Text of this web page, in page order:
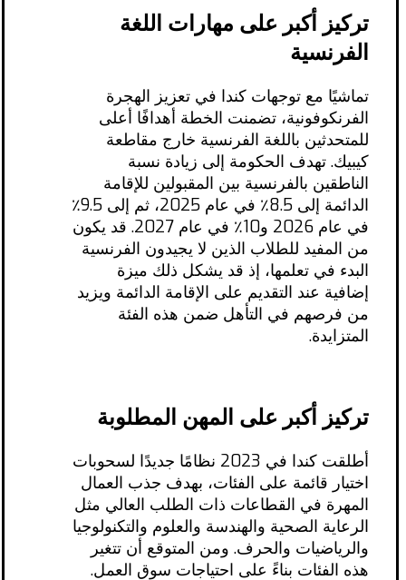
تركيز أكبر على مهارات اللغة
الفرنسية
تماشيًا مع توجهات كندا في تعزيز الهجرة
الفرنكوفونية، تضمنت الخطة أهدافًا أعلى
للمتحدثين باللغة الفرنسية خارج مقاطعة
كيبيك. تهدف الحكومة إلى زيادة نسبة
الناطقين بالفرنسية بين المقبولين للإقامة
الدائمة إلى 8.5٪ في عام 2025، ثم إلى 9.5٪
في عام 2026 و10٪ في عام 2027. قد يكون
من المفيد للطلاب الذين لا يجيدون الفرنسية
البدء في تعلمها، إذ قد يشكل ذلك ميزة
إضافية عند التقديم على الإقامة الدائمة ويزيد
من فرصهم في التأهل ضمن هذه الفئة
المتزايدة.
تركيز أكبر على المهن المطلوبة
أطلقت كندا في 2023 نظامًا جديدًا لسحوبات
اختيار قائمة على الفئات، بهدف جذب العمال
المهرة في القطاعات ذات الطلب العالي مثل
الرعاية الصحية والهندسة والعلوم والتكنولوجيا
والرياضيات والحرف. ومن المتوقع أن تتغير
هذه الفئات بناءً على احتياجات سوق العمل.